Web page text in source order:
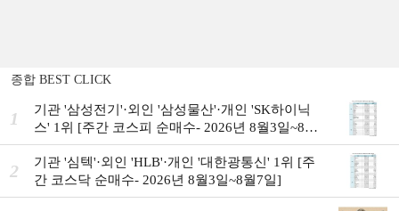
종합 BEST CLICK
1
기관 '삼성전기'·외인 '삼성물산'·개인 'SK하이닉
스' 1위 [주간 코스피 순매수- 2026년 8월3일~8월
7일]
2
기관 '심텍'·외인 'HLB'·개인 '대한광통신' 1위 [주
간 코스닥 순매수- 2026년 8월3일~8월7일]